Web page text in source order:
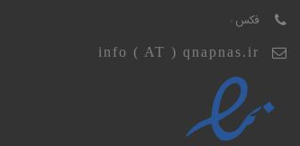
فکس :
info ( AT ) qnapnas.ir